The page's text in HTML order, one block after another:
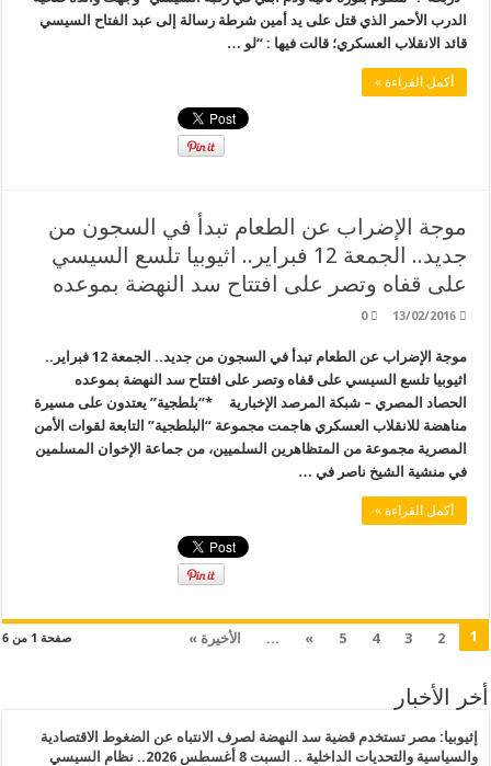
الدرب الأحمر الذي قتل على يد أمين شرطة رسالة إلى عبد الفتاح السيسي
قائد الانقلاب العسكري؛ قالت فيها : “لو …
أكمل القراءة »
موجة الإضراب عن الطعام تبدأ في السجون من
جديد.. الجمعة 12 فبراير.. اثيوبيا تلسع السيسي
على قفاه وتصر على افتتاح سد النهضة بموعده
13/02/2016
0
موجة الإضراب عن الطعام تبدأ في السجون من جديد.. الجمعة 12 فبراير..
اثيوبيا تلسع السيسي على قفاه وتصر على افتتاح سد النهضة بموعده
الحصاد المصري – شبكة المرصد الإخبارية *“بلطجية” يعتدون على مسيرة
مناهضة للانقلاب العسكري هاجمت مجموعة “البلطجية” التابعة لقوات الأمن
المصرية مجموعة من المتظاهرين السلميين، من جماعة الإخوان المسلمين
في منشية الشيخ ناصر في …
أكمل القراءة »
صفحة 1 من 6 1
2
3
4
5
»
... الأخيرة »
أخر الأخبار
إثيوبيا: مصر تستخدم قضية سد النهضة لصرف الانتباه عن الضغوط الاقتصادية
والسياسية والتحديات الداخلية .. السبت 8 أغسطس 2026.. نظام السيسي